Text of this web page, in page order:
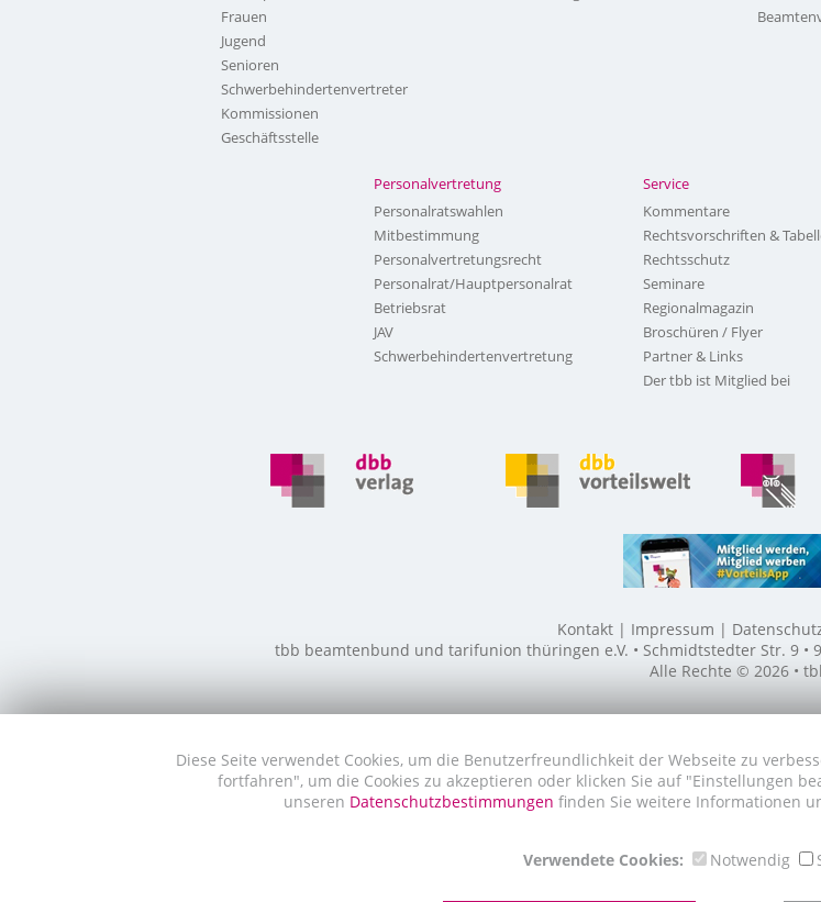
Frauen
Jugend
Senioren
Schwerbehindertenvertreter
Kommissionen
Geschäftsstelle
Personalvertretung
Personalratswahlen
Mitbestimmung
Personalvertretungsrecht
Personalrat/Hauptpersonalrat
Betriebsrat
JAV
Schwerbehindertenvertretung
Service
Kommentare
Rechtsvorschriften &
Rechtsschutz
Seminare
Regionalmagazin
Broschüren / Flyer
Partner & Links
Der tbb ist Mitglied bei
Kontakt Impressum
tbb beamtenbund und tarifunion thüringen e.V. • Schmidtstedter Str. 9 •
Alle Rechte © 2026 •
Diese Seite verwendet Cookies, um die Benutzerfreundlichkeit der Webseite zu
fortfahren", um die Cookies zu akzeptieren oder klicken Sie auf "Einstellungen
unseren Datenschutzbestimmungen finden Sie weitere Informationen
Verwendete Cookies: Notwendig